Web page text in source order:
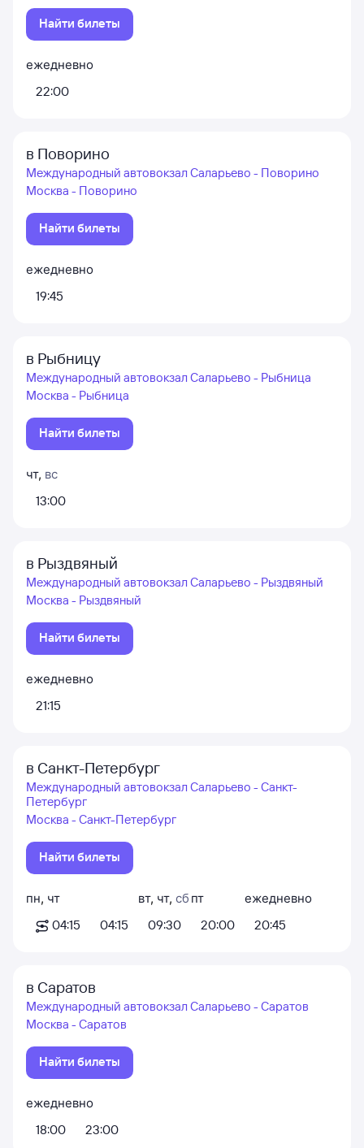
Найти билеты
ежедневно
22:00
в Поворино
Международный автовокзал Саларьево - Поворино
Москва - Поворино
Найти билеты
ежедневно
19:45
в Рыбницу
Международный автовокзал Саларьево - Рыбница
Москва - Рыбница
Найти билеты
чт, вс
13:00
в Рыздвяный
Международный автовокзал Саларьево - Рыздвяный
Москва - Рыздвяный
Найти билеты
ежедневно
21:15
в Санкт-Петербург
Международный автовокзал Саларьево - Санкт-
Петербург
Москва - Санкт-Петербург
Найти билеты
пн, чт
04:15
04:15
вт, чт, сб
09:30
пт
20:00
ежедневно
20:45
в Саратов
Международный автовокзал Саларьево - Саратов
Москва - Саратов
Найти билеты
ежедневно
18:00
23:00